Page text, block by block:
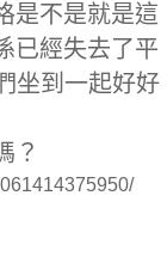
是不是就是這
已經失去了平
坐到一起好好
？